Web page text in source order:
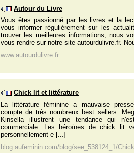
Autour du Livre
Vous êtes passionné par les livres et la
vous informer régulièrement sur les
trouver les meilleures informations, nous
vous rendre sur notre site autourdulivre.fr.
www.autourdulivre.fr
Chick lit et littérature
La littérature féminine a mauvaise
compte de très nombreux best sellers.
Kinsella illustrent une tendance qui
commerciale. Les héroïnes de chick lit
personnellement e [...]
blog.aufeminin.com/blog/see_538124_1/